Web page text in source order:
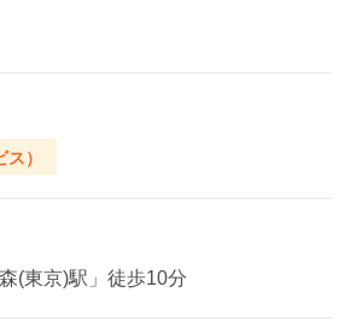
）
(東京)駅」徒歩10分